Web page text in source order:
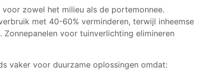
zowel het milieu als de portemonnee.
met 40-60% verminderen, terwijl inheemse
voor tuinverlichting elimineren
vaker voor duurzame oplossingen omdat: